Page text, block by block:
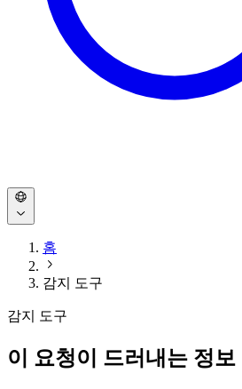
홈
감지 도구
감지 도구
이 요청이 드러내는 정보